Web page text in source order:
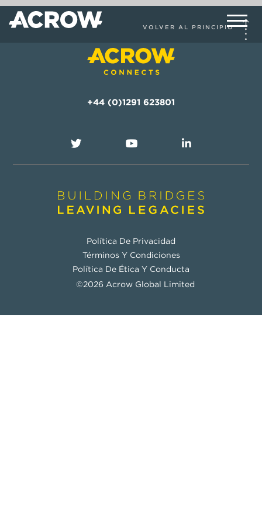
+44 (0)1291 623801
Política De Privacidad
Términos Y Condiciones
Política De Ética Y Conducta
©2026 Acrow Global Limited
VOLVER AL PRINCIPIO